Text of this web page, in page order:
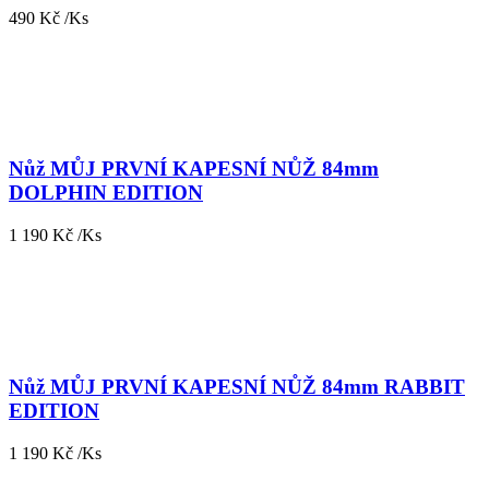
490 Kč /Ks
Nůž MŮJ PRVNÍ KAPESNÍ NŮŽ 84mm
DOLPHIN EDITION
1 190 Kč /Ks
Nůž MŮJ PRVNÍ KAPESNÍ NŮŽ 84mm RABBIT
EDITION
1 190 Kč /Ks